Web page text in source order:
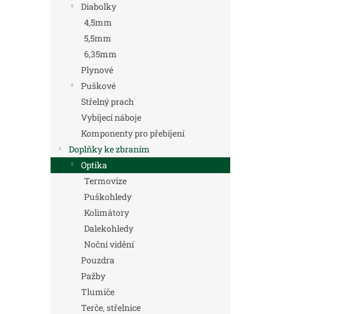
Diabolky
4,5mm
5,5mm
6,35mm
Plynové
Puškové
Střelný prach
Vybíjecí náboje
Komponenty pro přebíjení
Doplňky ke zbraním
Optika
Termovize
Puškohledy
Kolimátory
Dalekohledy
Noční vidění
Pouzdra
Pažby
Tlumiče
Terče, střelnice